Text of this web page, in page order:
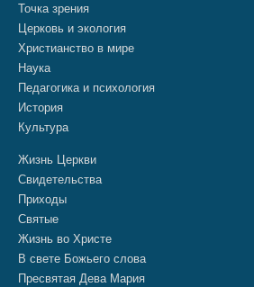
Точка зрения
Церковь и экология
Христианство в мире
Наука
Педагогика и психология
История
Культура
Жизнь Церкви
Свидетельства
Приходы
Святые
Жизнь во Христе
В свете Божьего слова
Пресвятая Дева Мария